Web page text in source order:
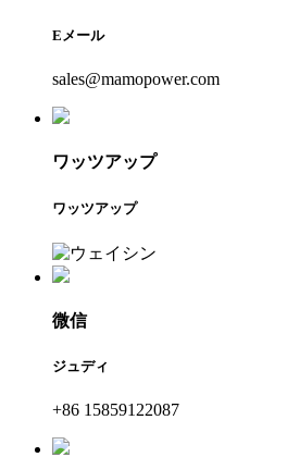
Eメール
sales@mamopower.com
ワッツアップ
ワッツアップ
微信
ジュディ
+86 15859122087